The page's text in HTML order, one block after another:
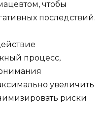
чтобы
последствий.
процесс,
увеличить
риски